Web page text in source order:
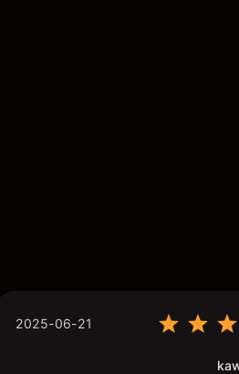
2025-06-21